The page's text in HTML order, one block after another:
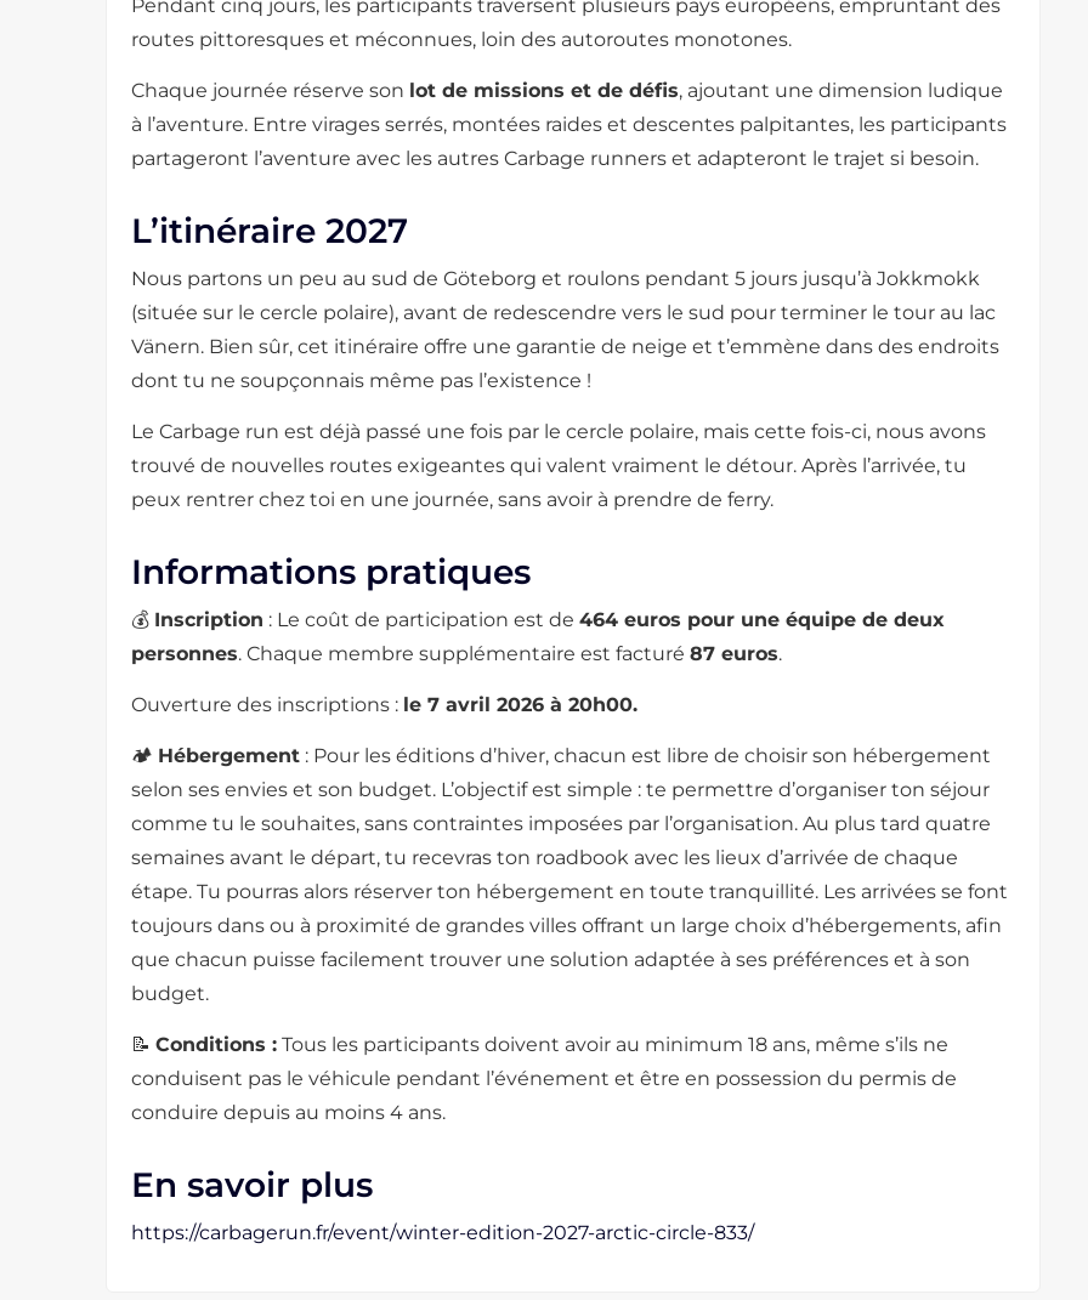
Pendant cinq jours, les participants traversent plusieurs pays européens, empruntant des
routes pittoresques et méconnues, loin des autoroutes monotones.
Chaque journée réserve son lot de missions et de défis, ajoutant une dimension ludique
à l’aventure. Entre virages serrés, montées raides et descentes palpitantes, les participants
partageront l’aventure avec les autres Carbage runners et adapteront le trajet si besoin.
L’itinéraire 2027
Nous partons un peu au sud de Göteborg et roulons pendant 5 jours jusqu’à Jokkmokk
(située sur le cercle polaire), avant de redescendre vers le sud pour terminer le tour au lac
Vänern. Bien sûr, cet itinéraire offre une garantie de neige et t’emmène dans des endroits
dont tu ne soupçonnais même pas l’existence !
Le Carbage run est déjà passé une fois par le cercle polaire, mais cette fois-ci, nous avons
trouvé de nouvelles routes exigeantes qui valent vraiment le détour. Après l’arrivée, tu
peux rentrer chez toi en une journée, sans avoir à prendre de ferry.
Informations pratiques
💰 Inscription : Le coût de participation est de 464 euros pour une équipe de deux
personnes. Chaque membre supplémentaire est facturé 87 euros.
Ouverture des inscriptions : le 7 avril 2026 à 20h00.
🏕️ Hébergement : Pour les éditions d’hiver, chacun est libre de choisir son hébergement
selon ses envies et son budget. L’objectif est simple : te permettre d’organiser ton séjour
comme tu le souhaites, sans contraintes imposées par l’organisation. Au plus tard quatre
semaines avant le départ, tu recevras ton roadbook avec les lieux d’arrivée de chaque
étape. Tu pourras alors réserver ton hébergement en toute tranquillité. Les arrivées se font
toujours dans ou à proximité de grandes villes offrant un large choix d’hébergements, afin
que chacun puisse facilement trouver une solution adaptée à ses préférences et à son
budget.
📝 Conditions : Tous les participants doivent avoir au minimum 18 ans, même s’ils ne
conduisent pas le véhicule pendant l’événement et être en possession du permis de
conduire depuis au moins 4 ans.
En savoir plus
https://carbagerun.fr/event/winter-edition-2027-arctic-circle-833/